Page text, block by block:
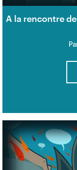
A la rencontre